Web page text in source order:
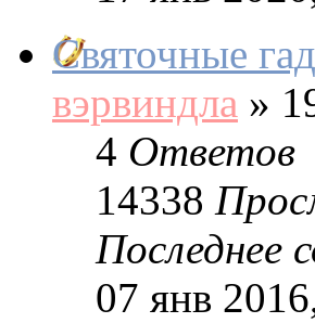
Святочные
вэрвиндла »
4 Ответов
14338
Последнее
07 янв